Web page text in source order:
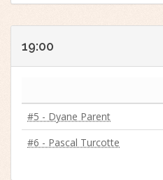
19:00
#5 - Dyane Parent
#6 - Pascal Turcotte